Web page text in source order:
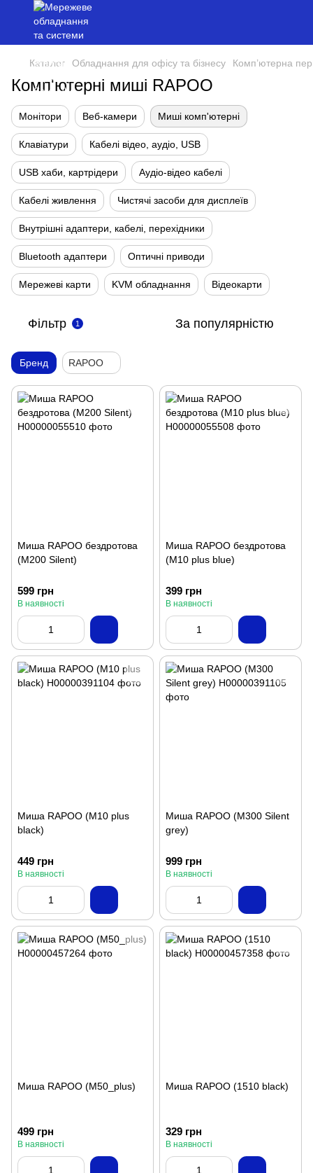
Каталог Обладнання для офісу та бізнесу Комп’ютерна
Комп'ютерні миші RAPOO
Монітори Веб-камери Миші комп'ютерні
Клавіатури Кабелі відео, аудіо, USB
USB хаби, картрідери Аудіо-відео кабелі
Кабелі живлення Чистячі засоби для дисплеїв
Внутрішні адаптери, кабелі, перехідники
Bluetooth адаптери Оптичні приводи
Мережеві карти KVM обладнання Відеокарти
Фільтр 1 За популярністю
Бренд RAPOO
Миша RAPOO бездротова
(M200 Silent)
599 грн
В наявності
Миша RAPOO бездротова
(M10 plus blue)
399 грн
В наявності
Миша RAPOO (M10 plus
black)
449 грн
В наявності
Миша RAPOO (M300 Silent
grey)
999 грн
В наявності
Миша RAPOO (M50_plus)
499 грн
В наявності
Миша RAPOO (1510 black)
329 грн
В наявності